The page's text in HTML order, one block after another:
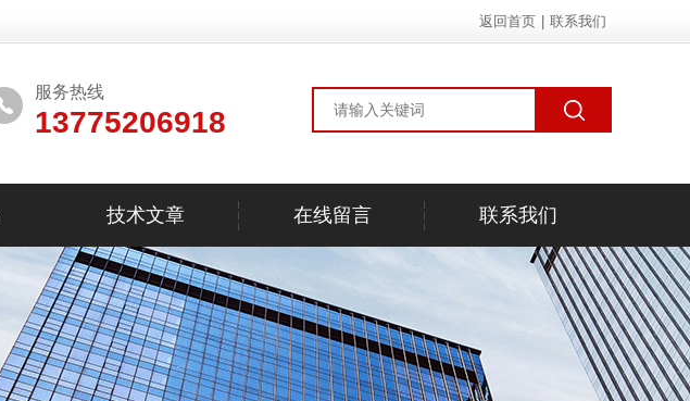
返回首页 联系我们
服务热线
13775206918
技术文章 在线留言 联系我们